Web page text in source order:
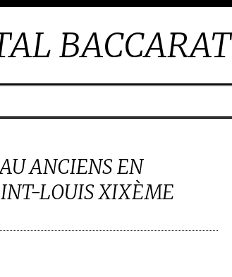
BACCARAT
ANCIENS EN
LOUIS XIXÈME